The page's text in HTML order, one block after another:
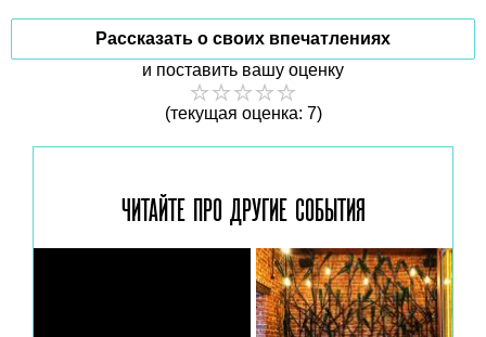
Рассказать о своих впечатлениях
и поставить вашу оценку
(текущая оценка: 7)
ЧИТАЙТЕ ПРО ДРУГИЕ СОБЫТИЯ